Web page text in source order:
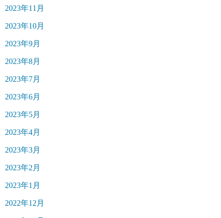
2023年11月
2023年10月
2023年9月
2023年8月
2023年7月
2023年6月
2023年5月
2023年4月
2023年3月
2023年2月
2023年1月
2022年12月